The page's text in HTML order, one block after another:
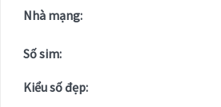
Nhà mạng:
Số sim:
Kiểu số đẹp: